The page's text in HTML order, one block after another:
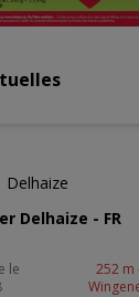
Delhaize
Delhaize - FR
le
252 m